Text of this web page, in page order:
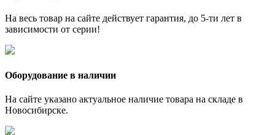
На весь товар на сайте действует гарантия, до 5-ти лет в
зависимости от серии!
Оборудование в наличии
На сайте указано актуальное наличие товара на складе в
Новосибирске.